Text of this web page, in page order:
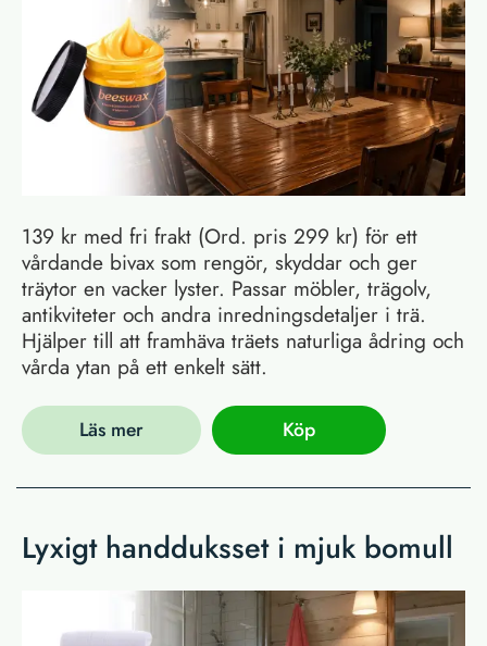
139 kr med fri frakt (Ord. pris 299 kr) för ett
vårdande bivax som rengör, skyddar och ger
träytor en vacker lyster. Passar möbler, trägolv,
antikviteter och andra inredningsdetaljer i trä.
Hjälper till att framhäva träets naturliga ådring och
vårda ytan på ett enkelt sätt.
Läs mer Köp
Lyxigt handduksset i mjuk bomull